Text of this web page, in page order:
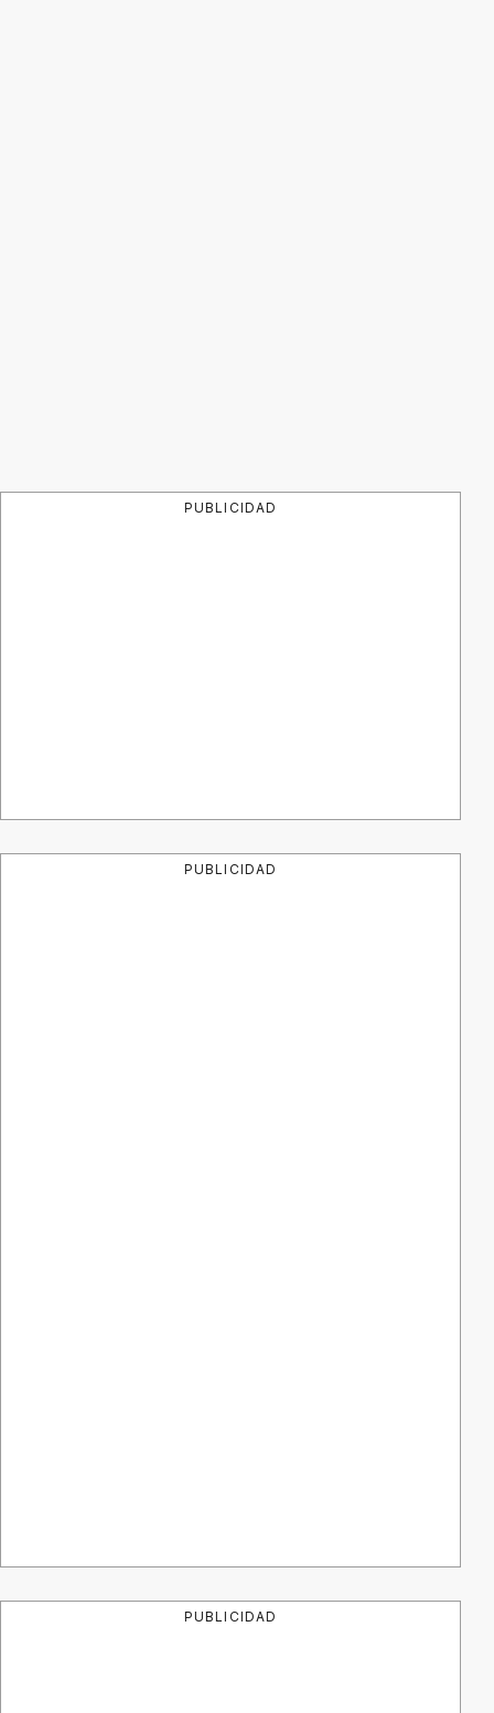
PUBLICIDAD
PUBLICIDAD
PUBLICIDAD